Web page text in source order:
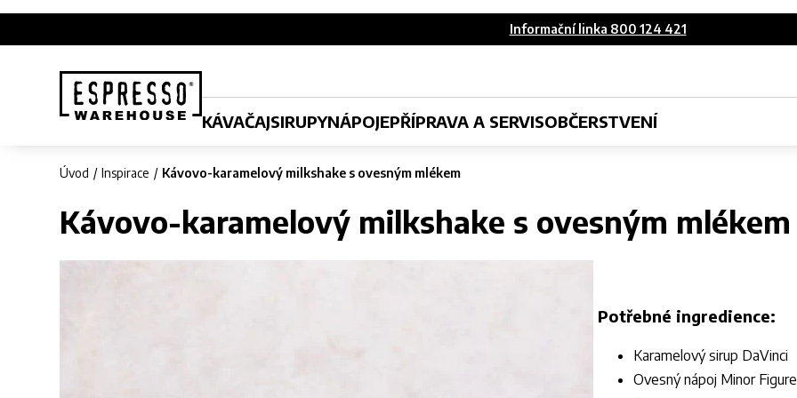
Informační linka 800 124 421
KÁVAČAJSIRUPYNÁPOJEPŘÍPRAVA A SERVISOBČERSTVENÍ
Úvod Inspirace Kávovo-karamelový milkshake s ovesným mlékem
Kávovo-karamelový milkshake s ovesným mlékem
Potřebné ingredience:
Karamelový sirup DaVinci
Ovesný nápoj Minor